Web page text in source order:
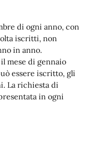
di ogni anno, con
iscritti, non
in anno.
mese di gennaio
essere iscritto, gli
La richiesta di
in ogni